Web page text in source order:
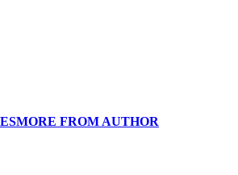
MORE FROM AUTHOR